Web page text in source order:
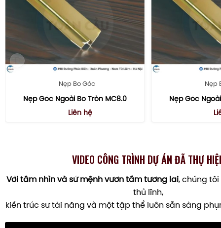
Nẹp Bo Góc
Nẹp Góc Ngoài Bo Tròn MC8.0
Liên hệ
Nẹp
Nẹp Góc
VIDEO CÔNG TRÌNH DỰ ÁN ĐÃ THỰ
Với tầm nhìn và sứ mệnh vươn tầm tương lai, chúng
thủ lĩnh,
kiến trúc sư tài năng và một tập thể luôn sẵn sàng